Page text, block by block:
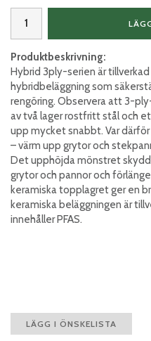
Produktbeskrivning:
Hybrid 3ply-serien är
hybridbeläggning som
rengöring. Observera att 3-
av två lager rostfritt stål och
upp mycket snabbt. Var
– värm upp grytor och
Det upphöjda mönstret
grytor och pannor och
keramiska topplagret ger en
keramiska beläggningen är
innehåller PFAS.
LÄGG I ÖNSKELISTA